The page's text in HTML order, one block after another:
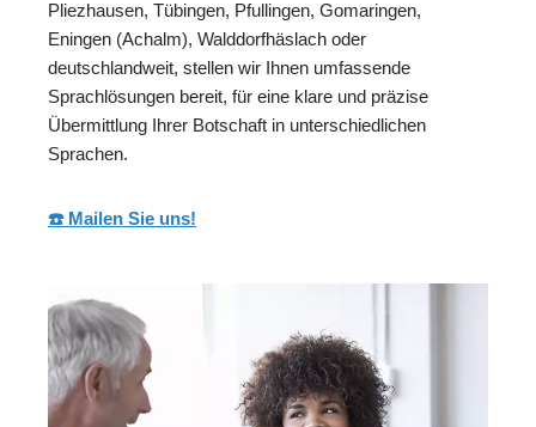
Pliezhausen, Tübingen, Pfullingen, Gomaringen,
Eningen (Achalm), Walddorfhäslach oder
deutschlandweit, stellen wir Ihnen umfassende
Sprachlösungen bereit, für eine klare und präzise
Übermittlung Ihrer Botschaft in unterschiedlichen
Sprachen.
☎️ Mailen Sie uns!